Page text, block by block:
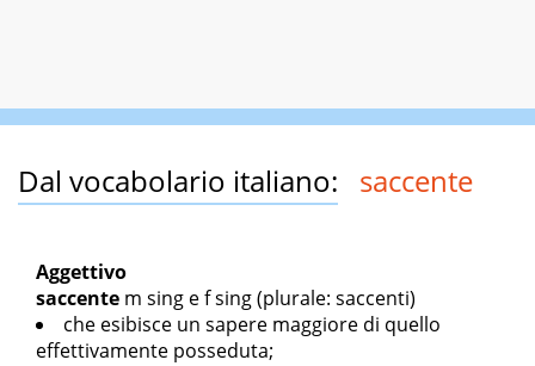
Dal vocabolario italiano: saccente
Aggettivo
saccente m sing ef sing(plurale: saccenti)
che esibisce un sapere maggiore di quello
effettivamente posseduta;